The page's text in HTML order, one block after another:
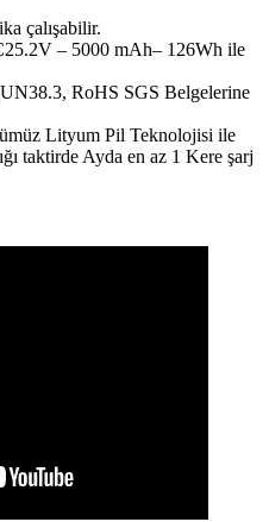
çalışabilir.
– 5000 mAh– 126Wh ile
RoHS SGS Belgelerine
Lityum Pil Teknolojisi ile
taktirde Ayda en az 1 Kere şarj